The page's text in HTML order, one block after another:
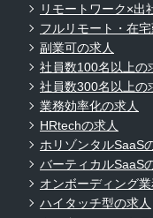
リモートワーク×出
フルリモート・在
副業可の求人
社員数100名以上の
社員数300名以上の
業務効率化の求人
HRtechの求人
ホリゾンタルSaaS
バーティカルSaaS
オンボーディング
ハイタッチ型の求人